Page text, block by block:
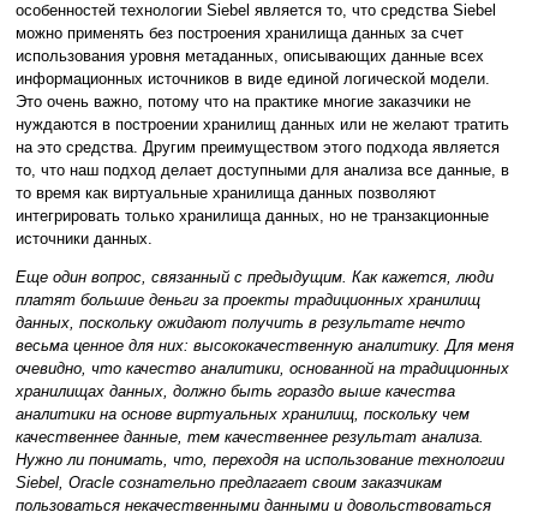
особенностей технологии Siebel является то, что средства Siebel
можно применять без построения хранилища данных за счет
использования уровня метаданных, описывающих данные всех
информационных источников в виде единой логической модели.
Это очень важно, потому что на практике многие заказчики не
нуждаются в построении хранилищ данных или не желают тратить
на это средства. Другим преимуществом этого подхода является
то, что наш подход делает доступными для анализа все данные, в
то время как виртуальные хранилища данных позволяют
интегрировать только хранилища данных, но не транзакционные
источники данных.
Еще один вопрос, связанный с предыдущим. Как кажется, люди
платят большие деньги за проекты традиционных хранилищ
данных, поскольку ожидают получить в результате нечто
весьма ценное для них: высококачественную аналитику. Для меня
очевидно, что качество аналитики, основанной на традиционных
хранилищах данных, должно быть гораздо выше качества
аналитики на основе виртуальных хранилищ, поскольку чем
качественнее данные, тем качественнее результат анализа.
Нужно ли понимать, что, переходя на использование технологии
Siebel, Oracle сознательно предлагает своим заказчикам
пользоваться некачественными данными и довольствоваться